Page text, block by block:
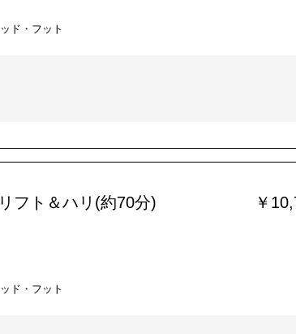
ド・フット
フト＆ハリ(約70分) ￥
ド・フット